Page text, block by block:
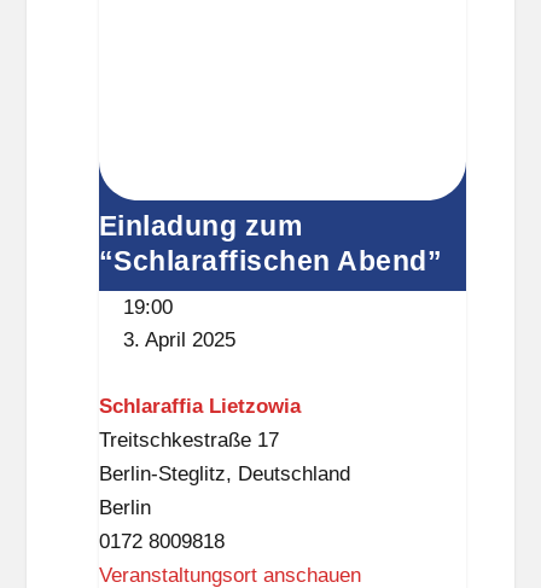
Einladung zum
“Schlaraffischen Abend”
19:00
3. April 2025
Schlaraffia Lietzowia
Treitschkestraße 17
Berlin-Steglitz, Deutschland
Berlin
0172 8009818
Veranstaltungsort anschauen